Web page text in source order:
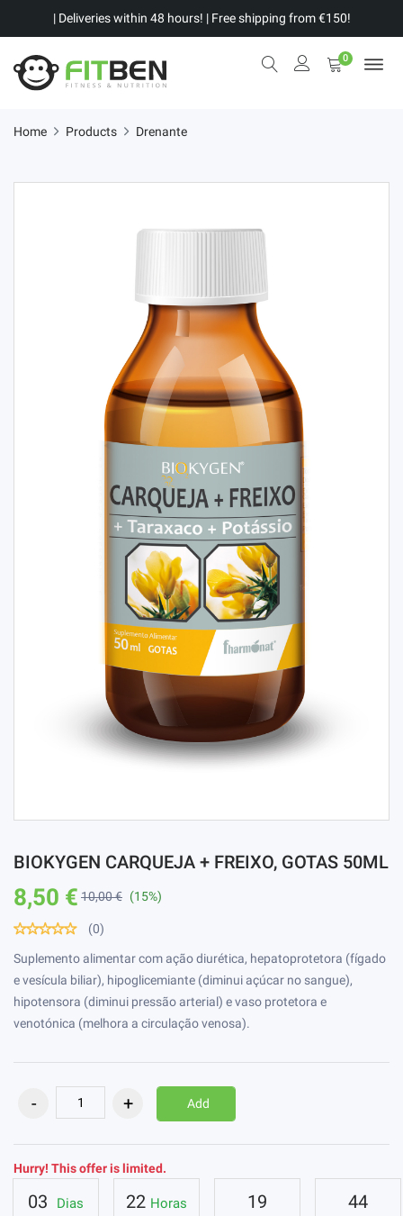
| Deliveries within 48 hours! | Free shipping from €150!
0
Home Products Drenante
BIOKYGEN CARQUEJA + FREIXO, GOTAS 50ML
8,50 € 10,00 € (15%)
(0)
Suplemento alimentar com ação diurética, hepatoprotetora (fígado
e vesícula biliar), hipoglicemiante (diminui açúcar no sangue),
hipotensora (diminui pressão arterial) e vaso protetora e
venotónica (melhora a circulação venosa).
Add
Hurry! This offer is limited.
03 Dias 22 Horas 19 43